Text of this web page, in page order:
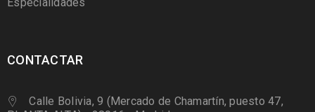
CONTACTAR
Calle Bolivia, 9 (Mercado de Chamartín, puesto 47,